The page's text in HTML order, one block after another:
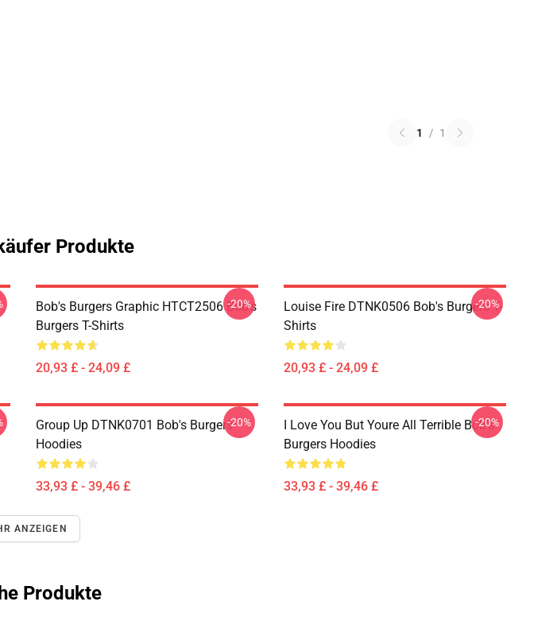
1 / 1
Produkte
Bob's Burgers Graphic HTCT2506 Bob's
Burgers T-Shirts
20,93 £ - 24,09 £
-20%
Louise Fire DTNK0506 Bob's Burgers T-
Shirts
20,93 £ - 24,09 £
-20%
Group Up DTNK0701 Bob's Burgers
Hoodies
33,93 £ - 39,46 £
-20%
I Love You But Youre All Terrible Bob's
Burgers Hoodies
33,93 £ - 39,46 £
-20%
ANZEIGEN
Produkte